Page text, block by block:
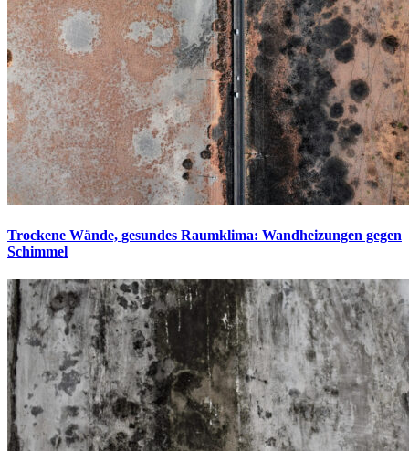
Trockene Wände, gesundes Raumklima: Wandheizungen gegen
Schimmel